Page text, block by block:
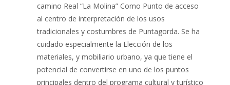
camino Real “La Molina” Como Punto de acceso
al centro de interpretación de los usos
tradicionales y costumbres de Puntagorda. Se ha
cuidado especialmente la Elección de los
materiales, y mobiliario urbano, ya que tiene el
potencial de convertirse en uno de los puntos
principales dentro del programa cultural y turístico